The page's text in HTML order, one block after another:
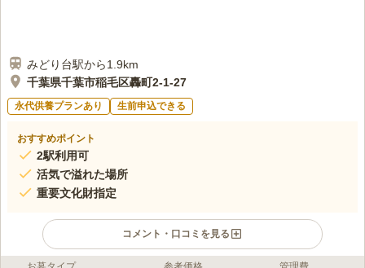
みどり台駅から1.9km
千葉県千葉市稲毛区轟町2-1-27
永代供養プランあり 生前申込できる
おすすめポイント
2駅利用可
活気で溢れた場所
重要文化財指定
コメント・口コミを見る